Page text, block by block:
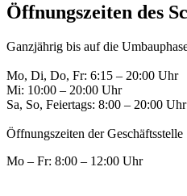
Öffnungszeiten des
Ganzjährig bis auf die
Mo, Di, Do, Fr: 6:15 – 20:00 Uhr
Mi: 10:00 – 20:00 Uhr
Sa, So, Feiertags: 8:00 – 20:00 Uhr
Öffnungszeiten der Geschäftsstelle
Mo – Fr: 8:00 – 12:00 Uhr